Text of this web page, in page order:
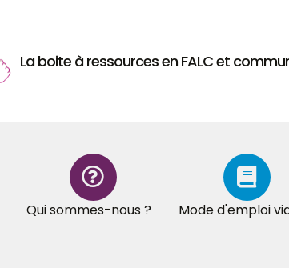
La boite à ressources en FALC et
Qui sommes-nous ? Mode d'emploi